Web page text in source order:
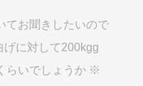
てお聞きしたいので
に対して200kgg
らいでしょうか ※